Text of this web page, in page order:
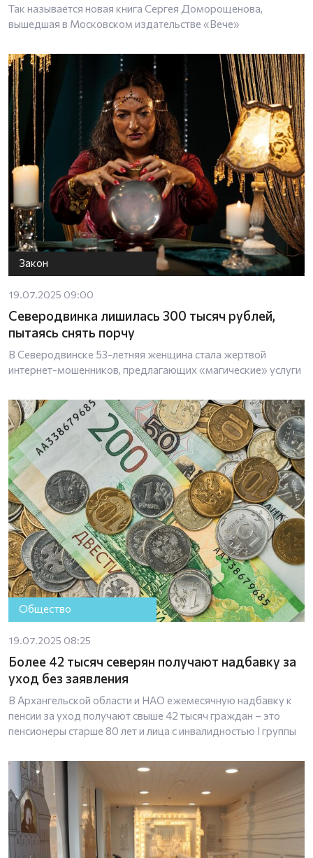
Так называется новая книга Сергея Доморощенова,
вышедшая в Московском издательстве «Вече»
Закон
19.07.2025 09:00
Северодвинка лишилась 300 тысяч рублей,
пытаясь снять порчу
В Северодвинске 53-летняя женщина стала жертвой
интернет-мошенников, предлагающих «магические» услуги
Общество
19.07.2025 08:25
Более 42 тысяч северян получают надбавку за
уход без заявления
В Архангельской области и НАО ежемесячную надбавку к
пенсии за уход получают свыше 42 тысяч граждан – это
пенсионеры старше 80 лет и лица с инвалидностью I группы